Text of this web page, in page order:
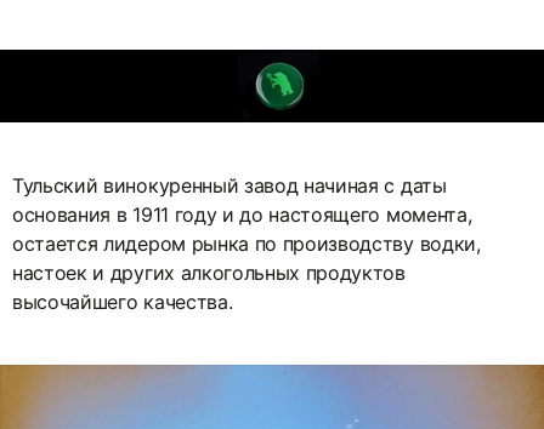
Тульский винокуренный завод начиная c даты
основания в 1911 году и до настоящего момента,
остается лидером рынка по производству водки,
настоек и других алкогольных продуктов
высочайшего качества.